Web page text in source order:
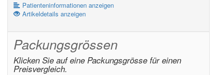
Patienteninformationen anzeigen
Artikeldetails anzeigen
Packungsgrössen
Klicken Sie auf eine Packungsgrösse für einen
Preisvergleich.